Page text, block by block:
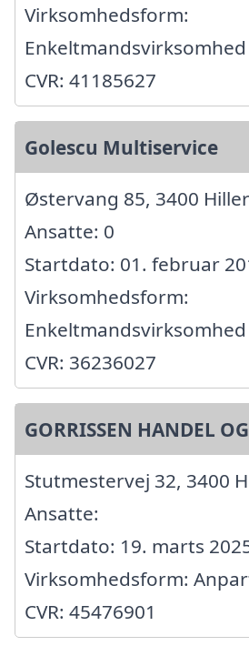
Virksomhedsform:
Enkeltmandsvirksomhed
CVR: 41185627
Golescu Multiservice
Østervang 85, 3400
Ansatte: 0
Startdato: 01. februar
Virksomhedsform:
Enkeltmandsvirksomhed
CVR: 36236027
GORRISSEN HANDEL
Stutmestervej 32, 3400
Ansatte:
Startdato: 19. marts
Virksomhedsform:
CVR: 45476901